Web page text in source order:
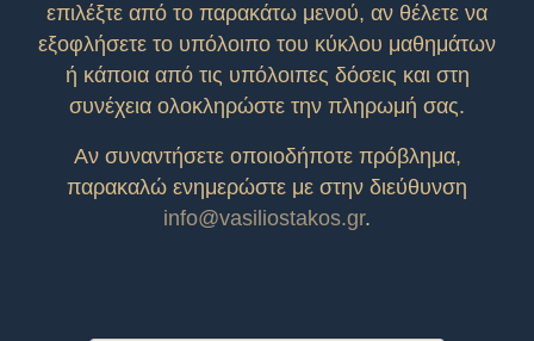
επιλέξτε από το παρακάτω μενού, αν θέλετε να
εξοφλήσετε το υπόλοιπο του κύκλου μαθημάτων
ή κάποια από τις υπόλοιπες δόσεις και στη
συνέχεια ολοκληρώστε την πληρωμή σας.
Αν συναντήσετε οποιοδήποτε πρόβλημα,
παρακαλώ ενημερώστε με στην διεύθυνση
info@vasiliostakos.gr.